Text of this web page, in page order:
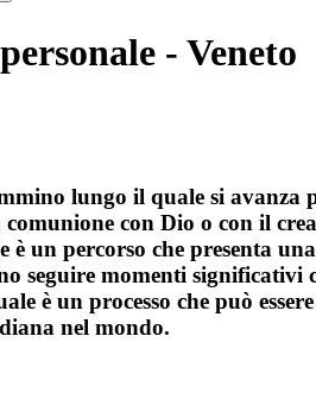
- Veneto
lungo il quale si
con Dio o con il
è un percorso che presenta
seguire momenti
è un processo che può
nel mondo.